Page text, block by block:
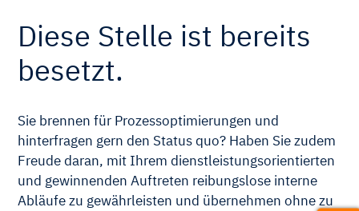
Diese Stelle ist bereits
besetzt.
Sie brennen für Prozessoptimierungen und
hinterfragen gern den Status quo? Haben Sie zudem
Freude daran, mit Ihrem dienstleistungsorientierten
und gewinnenden Auftreten reibungslose interne
Abläufe zu gewährleisten und übernehmen ohne zu